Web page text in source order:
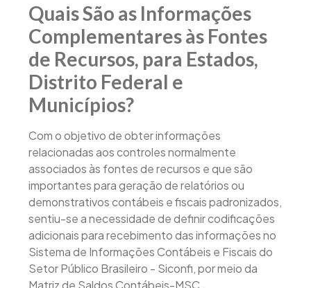
Quais São as Informações
Complementares às Fontes
de Recursos, para Estados,
Distrito Federal e
Municípios?
Com o objetivo de obter informações
relacionadas aos controles normalmente
associados às fontes de recursos e que são
importantes para geração de relatórios ou
demonstrativos contábeis e fiscais padronizados,
sentiu-se a necessidade de definir codificações
adicionais para recebimento das informações no
Sistema de Informações Contábeis e Fiscais do
Setor Público Brasileiro - Siconfi, por meio da
Matriz de Saldos Contábeis-MSC.